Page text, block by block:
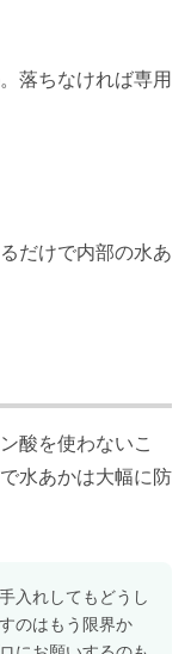
。落ちなければ専用
だけで内部の水あ
酸を使わないこ
水あかは大幅に防
入れしてもどうし
のはもう限界か